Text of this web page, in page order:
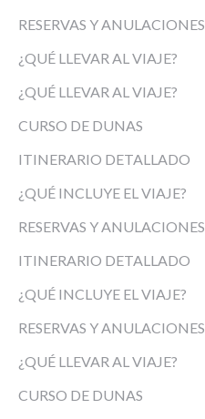
RESERVAS Y ANULACIONES
¿QUÉ LLEVAR AL VIAJE?
¿QUÉ LLEVAR AL VIAJE?
CURSO DE DUNAS
ITINERARIO DETALLADO
¿QUÉ INCLUYE EL VIAJE?
RESERVAS Y ANULACIONES
ITINERARIO DETALLADO
¿QUÉ INCLUYE EL VIAJE?
RESERVAS Y ANULACIONES
¿QUÉ LLEVAR AL VIAJE?
CURSO DE DUNAS